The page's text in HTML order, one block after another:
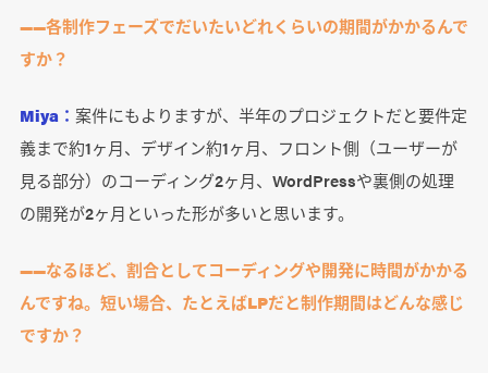
――各制作フェーズでだいたいどれくらいの期間がかかるんで
すか？
Miya： 案件にもよりますが、半年のプロジェクトだと要件定
義まで約1ヶ月、デザイン約1ヶ月、フロント側（ユーザーが
見る部分）のコーディング2ヶ月、WordPressや裏側の処理
の開発が2ヶ月といった形が多いと思います。
――なるほど、割合としてコーディングや開発に時間がかかる
んですね。短い場合、たとえばLPだと制作期間はどんな感じ
ですか？